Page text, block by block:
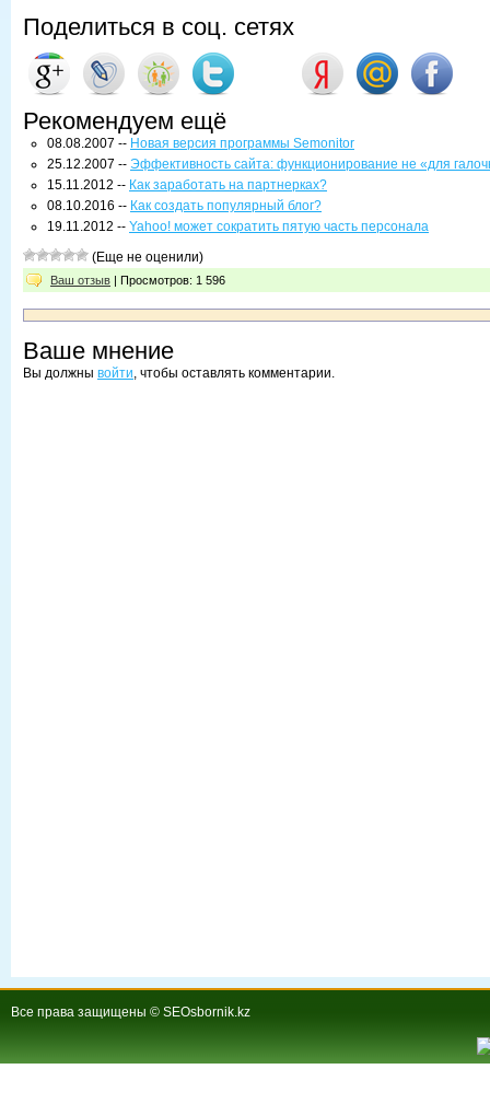
Поделиться в соц. сетях
Рекомендуем ещё
08.08.2007 -- Новая версия программы Semonitor
25.12.2007 -- Эффективность сайта: функционирование не «для
15.11.2012 -- Как заработать на партнерках?
08.10.2016 -- Как создать популярный блог?
19.11.2012 -- Yahoo! может сократить пятую часть персонала
(Еще не оценили)
Ваш отзыв | Просмотров: 1 596
Ваше мнение
Вы должны войти, чтобы оставлять комментарии.
Все права защищены © SEOsbornik.kz